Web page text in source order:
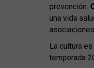
prevención.
una vida
La cultura
temporada